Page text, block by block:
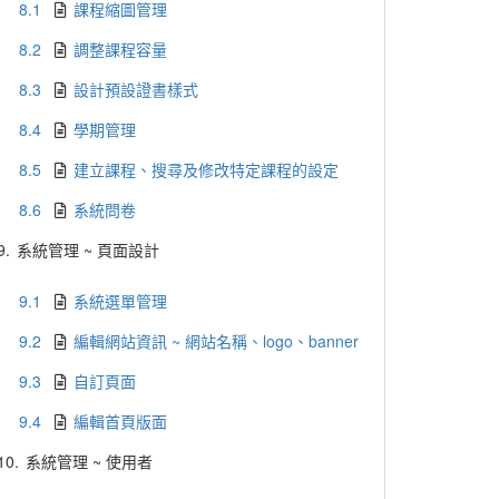
8.1
課程縮圖管理
8.2
調整課程容量
8.3
設計預設證書樣式
8.4
學期管理
8.5
建立課程、搜尋及修改特定課程的設定
8.6
系統問卷
系統管理 ~ 頁面設計
9.1
系統選單管理
9.2
編輯網站資訊 ~ 網站名稱、logo、banner
9.3
自訂頁面
9.4
編輯首頁版面
系統管理 ~ 使用者